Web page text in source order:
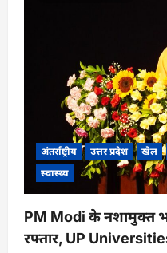
अंतर्राष्ट्रीय उत्तर प्रदेश खेल
स्वास्थ्य
PM Modi के नशामुक्त
रफ्तार, UP